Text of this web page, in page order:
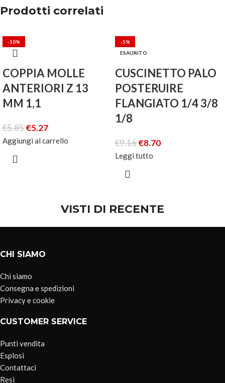
Prodotti correlati
-10%
COPPIA MOLLE
ANTERIORI Z 13
MM 1,1
€5.85€5.27
Aggiungi al carrello
-5%
ESAURITO
CUSCINETTO PALO
POSTERUIRE
FLANGIATO 1/4 3/8
1/8
€9.16€8.70
Leggi tutto
VISTI DI RECENTE
CHI SIAMO
Chi siamo
Consegna e spedizioni
Privacy e cookie
CUSTOMER SERVICE
Punti vendita
Esplosi
Contattaci
Resi